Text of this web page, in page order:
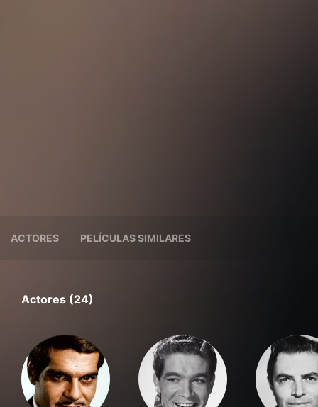
ACTORES PELÍCULAS SIMILARES
Actores (24)